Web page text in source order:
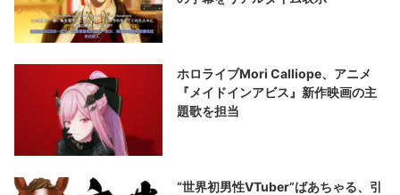
ホロライブMori Calliope、アニメ
『メイドインアビス』新作映画の主
題歌を担当
“世界初男性VTuber”ばあちゃる、引